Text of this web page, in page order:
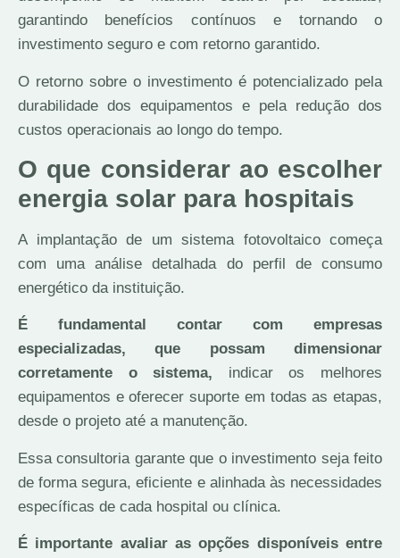
garantindo benefícios contínuos e tornando o
investimento seguro e com retorno garantido.
O retorno sobre o investimento é potencializado pela
durabilidade dos equipamentos e pela redução dos
custos operacionais ao longo do tempo.
O que considerar ao escolher
energia solar para hospitais
A implantação de um sistema fotovoltaico começa
com uma análise detalhada do perfil de consumo
energético da instituição.
É fundamental contar com empresas
especializadas, que possam dimensionar
corretamente o sistema, indicar os melhores
equipamentos e oferecer suporte em todas as etapas,
desde o projeto até a manutenção.
Essa consultoria garante que o investimento seja feito
de forma segura, eficiente e alinhada às necessidades
específicas de cada hospital ou clínica.
É importante avaliar as opções disponíveis entre